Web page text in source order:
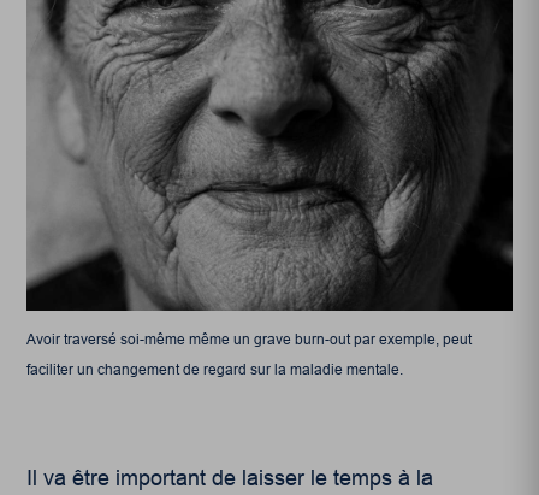
Avoir traversé soi-même même un grave burn-out par exemple, peut
faciliter un changement de regard sur la maladie mentale.
Il va être important de laisser le temps à la